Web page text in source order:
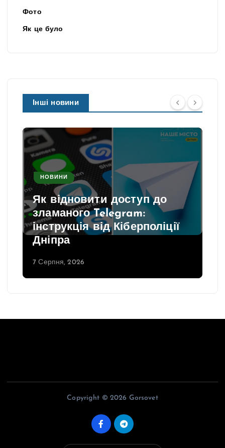
Фото
Як це було
Інші новини
НОВИНИ
Як відновити доступ до
зламаного Telegram:
інструкція від Кіберполіції
Дніпра
7 Серпня, 2026
Copyright © 2026 Gorsovet